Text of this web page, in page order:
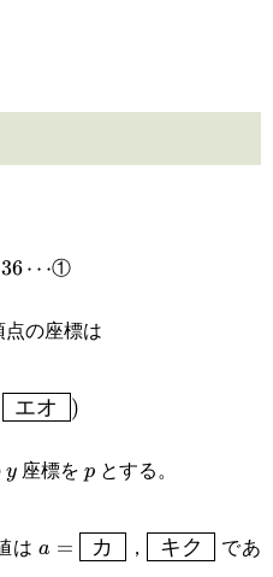
36 ⋯①
点の座標は
エオ )
y
y 座標をp
p とする。
は a=\boxed{\text{
a = カ ， キク であ